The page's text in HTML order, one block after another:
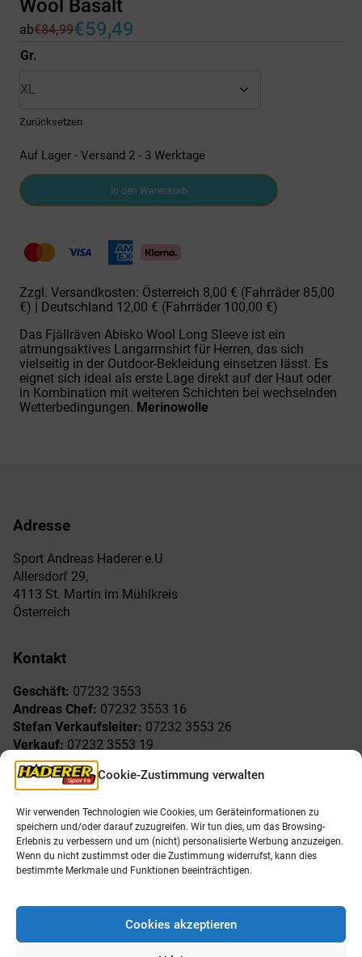
Cookie-Zustimmung verwalten
Wir verwenden Technologien wie Cookies, um Geräteinformationen zu
speichern und/oder darauf zuzugreifen. Wir tun dies, um das Browsing-
Erlebnis zu verbessern und um (nicht) personalisierte Werbung anzuzeigen.
Wenn du nicht zustimmst oder die Zustimmung widerrufst, kann dies
bestimmte Merkmale und Funktionen beeinträchtigen.
Cookies akzeptieren
Wool Basalt
ab€84,99
Ursprünglicher
Preis
war:
€59,49
Aktueller
Preis
ist:
Gr.
Zurücksetzen
Auf Lager - Versand 2 - 3 Werktage
H-
Wandershirt
Fjällräven
Basalt
Menge
In den Warenkorb
Zzgl. Versandkosten: Österreich 8,00 € (Fahrräder 85,00
€) | Deutschland 12,00 € (Fahrräder 100,00 €)
Das Fjällräven Abisko Wool Long Sleeve ist ein
atmungsaktives Langarmshirt für Herren, das sich
vielseitig in der Outdoor-Bekleidung einsetzen lässt. Es
eignet sich ideal als erste Lage direkt auf der Haut oder
in Kombination mit weiteren Schichten bei wechselnden
Wetterbedingungen. Merinowolle
Adresse
Sport Andreas Haderer e.U
Allersdorf 29,
4113 St. Martin im Mühlkreis
Österreich
Kontakt
Geschäft: 07232 3553
Andreas Chef: 07232 3553 16
Stefan Verkaufsleiter: 07232 3553 26
Verkauf: 07232 3553 19
Reklamationen:
Freude am Sport
AGB
Impressum
Datenschutzerklärung
Allgemeines
Öffnungszeiten
Unser Team